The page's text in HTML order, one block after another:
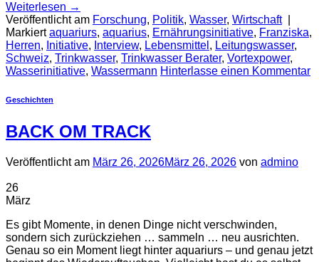
Weiterlesen →
Veröffentlicht am Forschung, Politik, Wasser, Wirtschaft
Markiertaquariurs, aquarius, Ernährungsinitiative, Franziska,
Herren, Initiative, Interview, Lebensmittel , Leitungswasser,
Schweiz, Trinkwasser, Trinkwasser Berater, Vortexpower,
Wasserinitiative, Wassermann Hinterlasse einen Kommentar
Geschichten
BACK OM TRACK
Veröffentlicht am März 26, 2026März 26, 2026 von admino
26
März
Es gibt Momente, in denen Dinge nicht verschwinden,
sondern sich zurückziehen … sammeln … neu ausrichten.
Genau so ein Moment liegt hinter aquariurs – und genau jetzt